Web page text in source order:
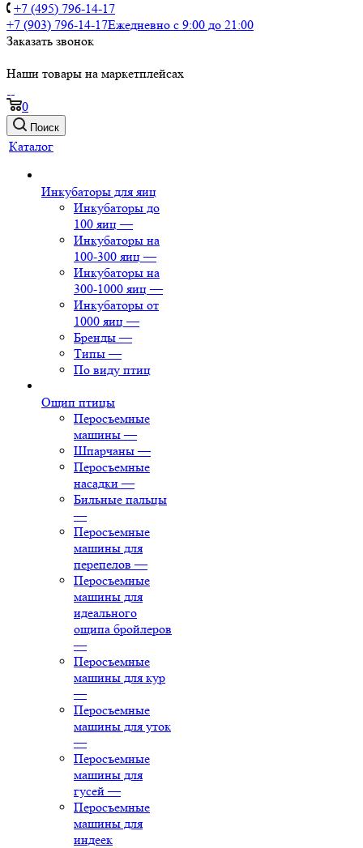
+7 (495) 796-14-17
+7 (903) 796-14-17Ежедневно с 9:00 до 21:00
Заказать звонок
Наши товары на маркетплейсах
0
Поиск
Каталог
Инкубаторы для яиц
Инкубаторы до
100 яиц —
Инкубаторы на
100-300 яиц —
Инкубаторы на
300-1000 яиц —
Инкубаторы от
1000 яиц —
Бренды —
Типы —
По виду птиц
Ощип птицы
Перосъемные
машины —
Шпарчаны —
Перосъемные
насадки —
Бильные пальцы
—
Перосъемные
машины для
перепелов —
Перосъемные
машины для
идеального
ощипа бройлеров
—
Перосъемные
машины для кур
—
Перосъемные
машины для уток
—
Перосъемные
машины для
гусей —
Перосъемные
машины для
индеек